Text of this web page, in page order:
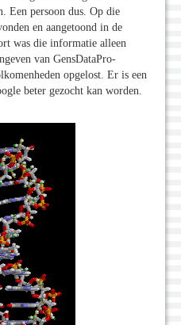
Een persoon dus. Op die
en aangetoond in de
was die informatie alleen
van GensDataPro-
opgelost. Er is een
beter gezocht kan worden.